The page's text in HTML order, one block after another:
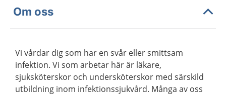
Om oss
Vi vårdar dig som har en svår eller smittsam
infektion. Vi som arbetar här är läkare,
sjuksköterskor och undersköterskor med särskild
utbildning inom infektionssjukvård. Många av oss